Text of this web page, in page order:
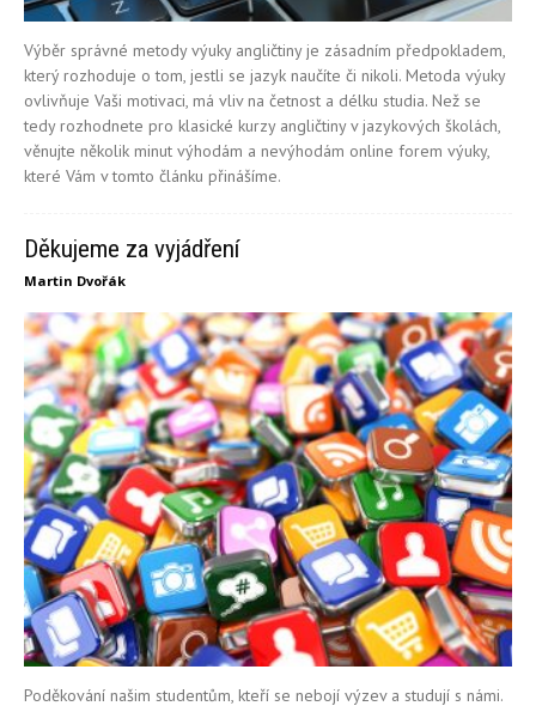
Výběr správné metody výuky angličtiny je zásadním předpokladem,
který rozhoduje o tom, jestli se jazyk naučíte či nikoli. Metoda výuky
ovlivňuje Vaši motivaci, má vliv na četnost a délku studia. Než se
tedy rozhodnete pro klasické kurzy angličtiny v jazykových školách,
věnujte několik minut výhodám a nevýhodám online forem výuky,
které Vám v tomto článku přinášíme.
Děkujeme za vyjádření
Martin Dvořák
Poděkování našim studentům, kteří se nebojí výzev a studují s námi.